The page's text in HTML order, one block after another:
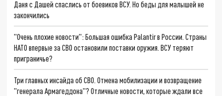
Даня с Дашей спаслись от боевиков ВСУ. Но беды для малышей не
закончились
"Очень плохие новости": Большая ошибка Palantir в России. Страны
НАТО впервые за СВО остановили поставки оружия. ВСУ теряют
приграничье?
Три главных инсайда об СВО. Отмена мобилизации и возвращение
"генерала Армагеддона"? Отличные новости, которые ждали все